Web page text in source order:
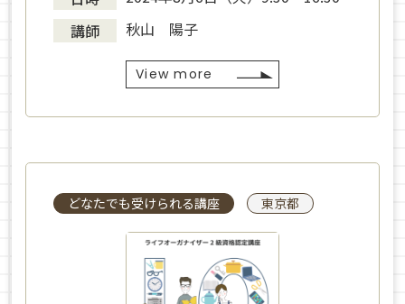
講師
秋山 陽子
View more
どなたでも受けられる講座 東京都